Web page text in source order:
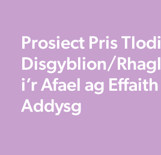
Prosiect Pris Tlodi
Disgyblion/
i’r Afael ag
Addysg